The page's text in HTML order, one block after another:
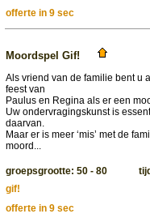
offerte in 9 sec
Moordspel Gif!
Als vriend van de familie bent u
feest van
Paulus en Regina als er een
Uw ondervragingskunst is
daarvan.
Maar er is meer ‘mis’ met de
moord...
groepsgrootte: 50 - 80
gif!
offerte in 9 sec